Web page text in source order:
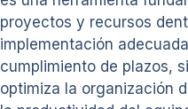
proyectos y recursos
implementación
cumplimiento de plazos,
optimiza la organización